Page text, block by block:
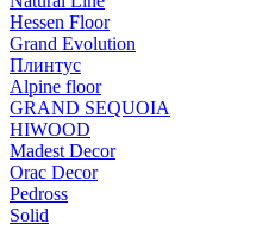
Hessen Floor
Grand Evolution
Плинтус
Alpine floor
GRAND SEQUOIA
HIWOOD
Madest Decor
Orac Decor
Pedross
Solid